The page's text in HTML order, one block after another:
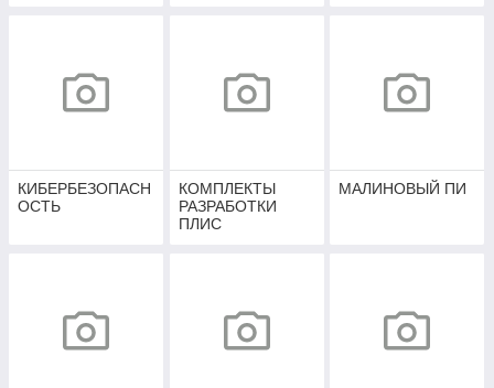
КИБЕРБЕЗОПАСН
ОСТЬ
КОМПЛЕКТЫ
РАЗРАБОТКИ
ПЛИС
МАЛИНОВЫЙ ПИ